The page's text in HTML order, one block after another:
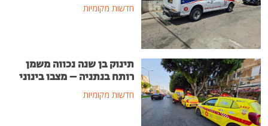
חדשות מקומיות
תינוק בן שנה נכווה משמן
רותח בנתניה – מצבו בינוני
חדשות מקומיות